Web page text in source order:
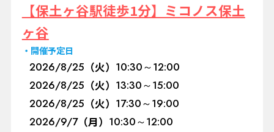
【保土ヶ谷駅徒歩1分】ミコノス保土
ヶ谷
開催予定日
2026/8/25 （火） 10:30～12:00
2026/8/25 （火） 13:30～15:00
2026/8/25 （火） 17:30～19:00
2026/9/7（月） 10:30～12:00